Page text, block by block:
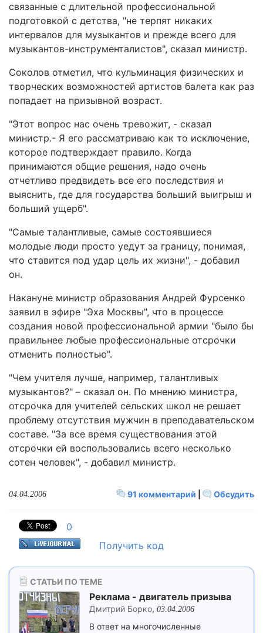
связанные с длительной профессиональной
подготовкой с детства, "не терпят никаких
интервалов для музыкантов и прежде всего для
музыкантов-инструменталистов", сказал министр.
Соколов отметил, что кульминация физических и
творческих возможностей артистов балета как раз
попадает на призывной возраст.
"Этот вопрос нас очень тревожит, - сказал
министр.- Я его рассматриваю как то исключение,
которое подтверждает правило. Когда
принимаются общие решения, надо очень
отчетливо предвидеть все его последствия и
выяснить, где для государства больший выигрыш и
больший ущерб".
"Самые талантливые, самые состоявшиеся
молодые люди просто уедут за границу, понимая,
что ставится под удар цель их жизни", - добавил
он.
Накануне министр образования Андрей Фурсенко
заявил в эфире "Эха Москвы", что в процессе
создания новой профессиональной армии "было бы
правильнее любые профессиональные отсрочки
отменить полностью".
"Чем учителя лучше, например, талантливых
музыкантов?" – сказал он. По мнению министра,
отсрочка для учителей сельских школ не решает
проблему отсутствия мужчин в преподавательском
составе. "За все время существования этой
отсрочки ей воспользовались всего несколько
сотен человек", - добавил министр.
91 комментарий Обсудить
04.04.2006
0
Получить код
СТАТЬИ ПО ТЕМЕ
Реклама - двигатель призыва
Дмитрий Борко, 03.04.2006
В ответ на многочисленные